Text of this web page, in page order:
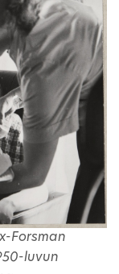
Forsman
luvun